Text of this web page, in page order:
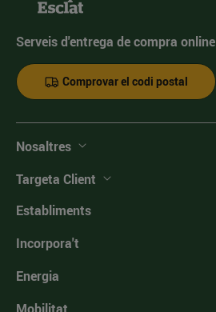
Serveis d'entrega de compra online
Comprovar el codi postal
Nosaltres
Targeta Client
Establiments
Incorpora't
Energia